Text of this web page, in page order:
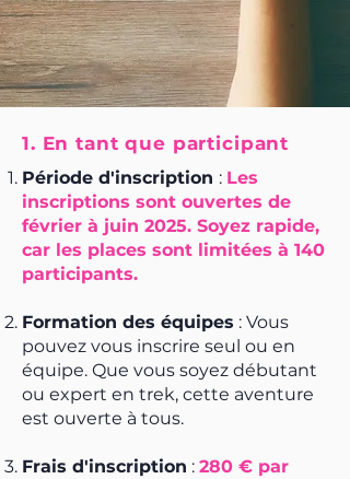
1. En tant que participant
Période d'inscription : Les
inscriptions sont ouvertes de
février à juin 2025. Soyez rapide,
car les places sont limitées à 140
participants.
Formation des équipes : Vous
pouvez vous inscrire seul ou en
équipe. Que vous soyez débutant
ou expert en trek, cette aventure
est ouverte à tous.
Frais d'inscription : 280 € par